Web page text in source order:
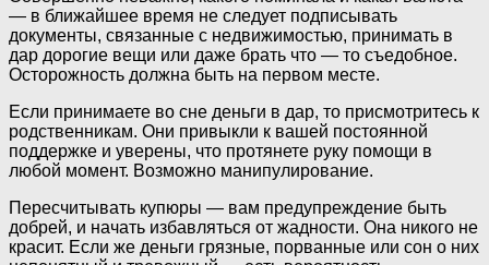
— в ближайшее время не следует подписывать
документы, связанные с недвижимостью, принимать в
дар дорогие вещи или даже брать что — то съедобное.
Осторожность должна быть на первом месте.
Если принимаете во сне деньги в дар, то присмотритесь к
родственникам. Они привыкли к вашей постоянной
поддержке и уверены, что протянете руку помощи в
любой момент. Возможно манипулирование.
Пересчитывать купюры — вам предупреждение быть
добрей, и начать избавляться от жадности. Она никого не
красит. Если же деньги грязные, порванные или сон о них